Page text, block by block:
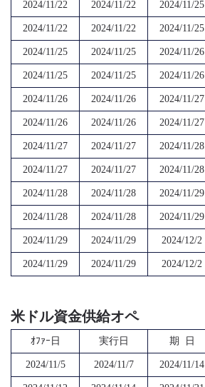
2024/11/22 2024/11/22 2024/11/25
2024/11/22 2024/11/22 2024/11/25
2024/11/25 2024/11/25 2024/11/26
2024/11/25 2024/11/25 2024/11/26
2024/11/26 2024/11/26 2024/11/27
2024/11/26 2024/11/26 2024/11/27
2024/11/27 2024/11/27 2024/11/28
2024/11/27 2024/11/27 2024/11/28
2024/11/28 2024/11/28 2024/11/29
2024/11/28 2024/11/28 2024/11/29
2024/11/29 2024/11/29 2024/12/2
2024/11/29 2024/11/29 2024/12/2
米ドル資金供給オペ
ｵﾌｧｰ日 実行日 期 日
2024/11/5 2024/11/7 2024/11/14